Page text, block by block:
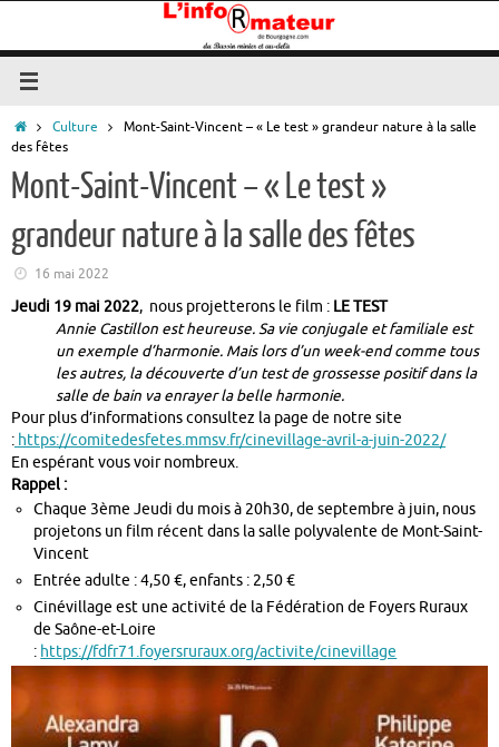
contenu
Accueil
Culture
Mont-Saint-Vincent – « Le test » grandeur nature à la salle
des fêtes
Mont-Saint-Vincent – « Le test »
grandeur nature à la salle des fêtes
16 mai 2022
Jeudi 19 mai 2022, nous projetterons le film : LE TEST
Annie Castillon est heureuse. Sa vie conjugale et familiale est
un exemple d’harmonie. Mais lors d’un week-end comme tous
les autres, la découverte d’un test de grossesse positif dans la
salle de bain va enrayer la belle harmonie.
Pour plus d’informations consultez la page de notre site
: https://comitedesfetes.mmsv.fr/cinevillage-avril-a-juin-2022/
En espérant vous voir nombreux.
Rappel :
Chaque 3ème Jeudi du mois à 20h30, de septembre à juin, nous
projetons un film récent dans la salle polyvalente de Mont-Saint-
Vincent
Entrée adulte : 4,50 €, enfants : 2,50 €
Cinévillage est une activité de la Fédération de Foyers Ruraux
de Saône-et-Loire
: https://fdfr71.foyersruraux.org/activite/cinevillage